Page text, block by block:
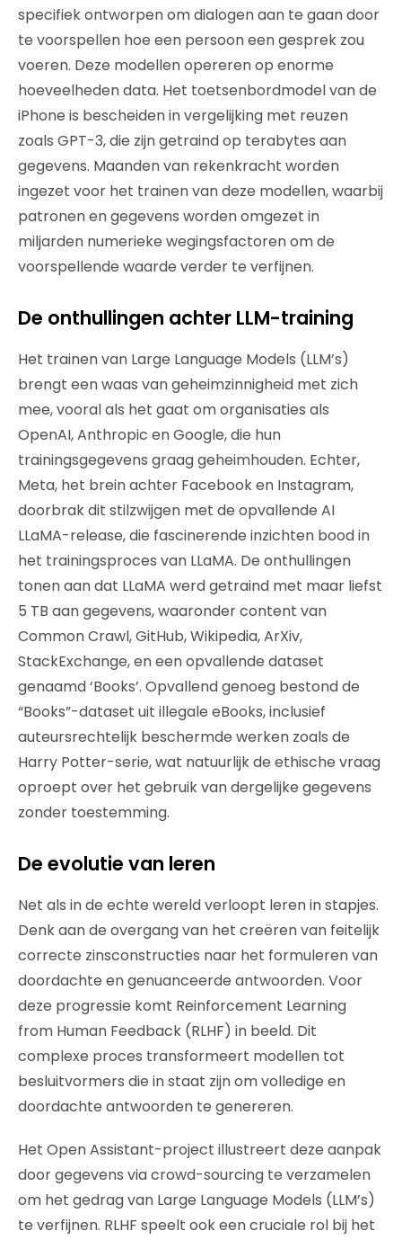
specifiek ontworpen om dialogen aan te gaan door
te voorspellen hoe een persoon een gesprek zou
voeren. Deze modellen opereren op enorme
hoeveelheden data. Het toetsenbordmodel van de
iPhone is bescheiden in vergelijking met reuzen
zoals GPT-3, die zijn getraind op terabytes aan
gegevens. Maanden van rekenkracht worden
ingezet voor het trainen van deze modellen, waarbij
patronen en gegevens worden omgezet in
miljarden numerieke wegingsfactoren om de
voorspellende waarde verder te verfijnen.
De onthullingen achter LLM-training
Het trainen van Large Language Models (LLM’s)
brengt een waas van geheimzinnigheid met zich
mee, vooral als het gaat om organisaties als
OpenAI, Anthropic en Google, die hun
trainingsgegevens graag geheimhouden. Echter,
Meta, het brein achter Facebook en Instagram,
doorbrak dit stilzwijgen met de opvallende AI
LLaMA-release, die fascinerende inzichten bood in
het trainingsproces van LLaMA. De onthullingen
tonen aan dat LLaMA werd getraind met maar liefst
5 TB aan gegevens, waaronder content van
Common Crawl, GitHub, Wikipedia, ArXiv,
StackExchange, en een opvallende dataset
genaamd ‘Books’. Opvallend genoeg bestond de
“Books”-dataset uit illegale eBooks, inclusief
auteursrechtelijk beschermde werken zoals de
Harry Potter-serie, wat natuurlijk de ethische vraag
oproept over het gebruik van dergelijke gegevens
zonder toestemming.
De evolutie van leren
Net als in de echte wereld verloopt leren in stapjes.
Denk aan de overgang van het creëren van feitelijk
correcte zinsconstructies naar het formuleren van
doordachte en genuanceerde antwoorden. Voor
deze progressie komt Reinforcement Learning
from Human Feedback (RLHF) in beeld. Dit
complexe proces transformeert modellen tot
besluitvormers die in staat zijn om volledige en
doordachte antwoorden te genereren.
Het Open Assistant-project illustreert deze aanpak
door gegevens via crowd-sourcing te verzamelen
om het gedrag van Large Language Models (LLM’s)
te verfijnen. RLHF speelt ook een cruciale rol bij het